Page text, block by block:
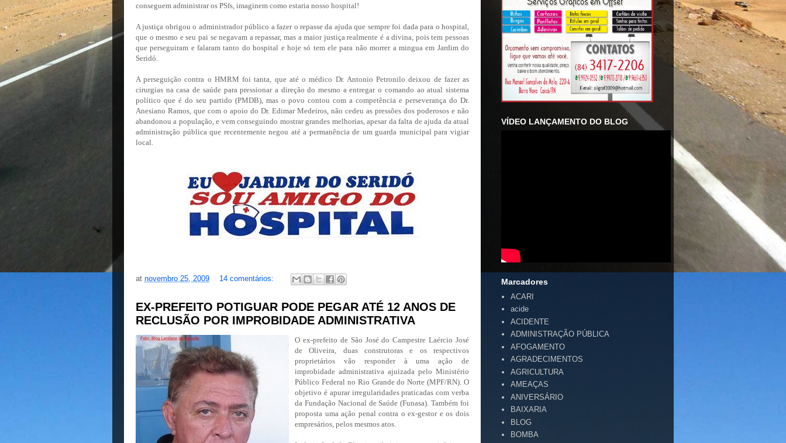
conseguem administrar os PSfs, imaginem como estaria nosso hospital!
A justiça obrigou o administrador público a fazer o repasse da ajuda que sempre foi dada para o hospital,
que o mesmo e seu pai se negavam a repassar, mas a maior justiça realmente é a divina, pois tem pessoas
que perseguiram e falaram tanto do hospital e hoje só tem ele para não morrer a mingua em Jardim do
Seridó.
A perseguição contra o HMRM foi tanta, que até o médico Dr. Antonio Petronilo deixou de fazer as
cirurgias na casa de saúde para pressionar a direção do mesmo a entregar o comando ao atual sistema
político que é do seu partido (PMDB), mas o povo contou com a competência e perseverança do Dr.
Anesiano Ramos, que com o apoio do Dr. Edimar Medeiros, não cedeu as pressões dos poderosos e não
abandonou a população, e vem conseguindo mostrar grandes melhorias, apesar da falta de ajuda da atual
administração pública que recentemente negou até a permanência de um guarda municipal para vigiar
local.
at novembro 25, 2009 14 comentários:
EX-PREFEITO POTIGUAR PODE PEGAR ATÉ 12 ANOS DE
RECLUSÃO POR IMPROBIDADE ADMINISTRATIVA
O ex-prefeito de São José do Campestre Laércio José
de Oliveira, duas construtoras e os respectivos
proprietários vão responder à uma ação de
improbidade administrativa ajuizada pelo Ministério
Público Federal no Rio Grande do Norte (MPF/RN). O
objetivo é apurar irregularidades praticadas com verba
da Fundação Nacional de Saúde (Funasa). Também foi
proposta uma ação penal contra o ex-gestor e os dois
empresários, pelos mesmos atos.
VÍDEO LANÇAMENTO DO BLOG
Marcadores
ACARI
acide
ACIDENTE
ADMINISTRAÇÃO PÚBLICA
AFOGAMENTO
AGRADECIMENTOS
AGRICULTURA
AMEAÇAS
ANIVERSÁRIO
BAIXARIA
BLOG
BOMBA